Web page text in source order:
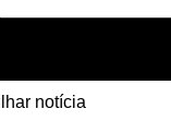
notícia